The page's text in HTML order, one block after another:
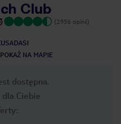
Club
(2956 opinii)
POKAŻ NA MAPIE
dostępna.
Ciebie